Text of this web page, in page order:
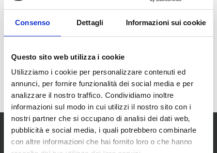
Consenso Dettagli Informazioni sui cookie
Questo sito web utilizza i cookie
Utilizziamo i cookie per personalizzare contenuti ed
annunci, per fornire funzionalità dei social media e per
analizzare il nostro traffico. Condividiamo inoltre
informazioni sul modo in cui utilizzi il nostro sito con i
nostri partner che si occupano di analisi dei dati web,
pubblicità e social media, i quali potrebbero combinarle
con altre informazioni che hai fornito loro o che hanno